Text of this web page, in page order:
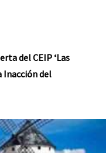
del CEIP ‘Las
Inacción del